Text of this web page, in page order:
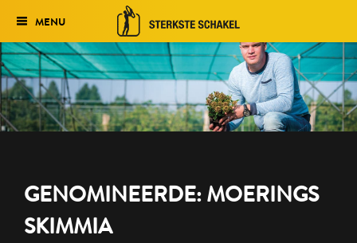
Verkiezing
Het traject
Uitslag 2026
MENU
GENOMINEERDE: MOERINGS
SKIMMIA